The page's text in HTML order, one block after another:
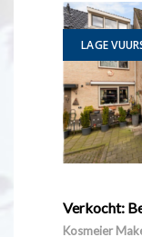
LAGE
Verkocht:
Kosmeier